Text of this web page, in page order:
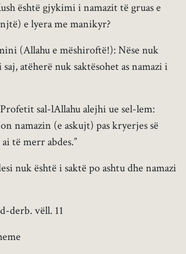
është gjykimi i namazit të gruas e
e lyera me manikyr?
(Allahu e mëshiroftë!): Nëse nuk
atëherë nuk saktësohet as namazi i
sal-lAllahu alejhi ue sel-lem:
namazin (e askujt) pas kryerjes së
të merr abdes.”
nuk është i saktë po ashtu dhe namazi
derb. vëll. 11